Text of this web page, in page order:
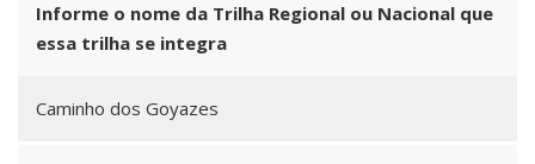
Informe o nome da Trilha Regional ou Nacional que
essa trilha se integra
Caminho dos Goyazes